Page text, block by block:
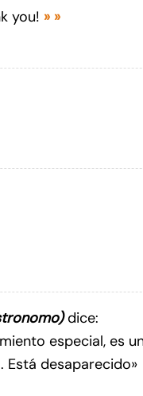
you! » »
dice:
especial, es
Está desaparecido»